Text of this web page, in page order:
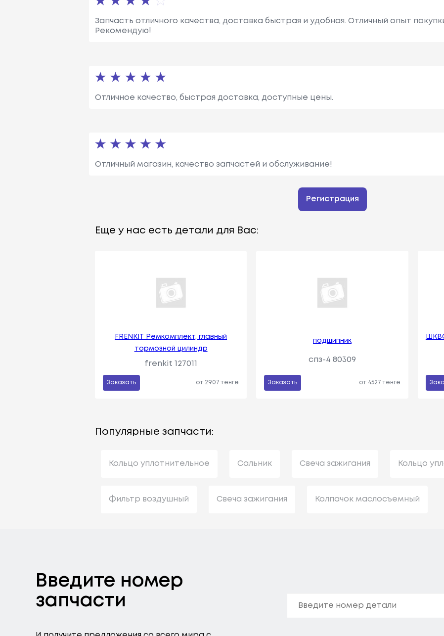
Запчасть отличного качества, доставка быстрая и удобная. Отличный опыт
Рекомендую!
Отличное качество, быстрая доставка, доступные цены.
Отличный магазин, качество запчастей и обслуживание!
Регистрация
Еще у нас есть детали для Вас:
FRENKIT Ремкомплект, главный
тормозной цилиндр
frenkit 127011
Заказать от 2907 тенге
подшипник
спз-4 80309
Заказать от 4527 тенге
Популярные запчасти:
Кольцо уплотнительное Сальник Свеча зажигания Кольцо
Фильтр воздушный Свеча зажигания Колпачок маслосъемный
Введите номер
запчасти